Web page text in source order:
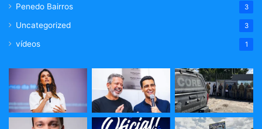
Penedo Bairros 3
Uncategorized 3
vídeos 1